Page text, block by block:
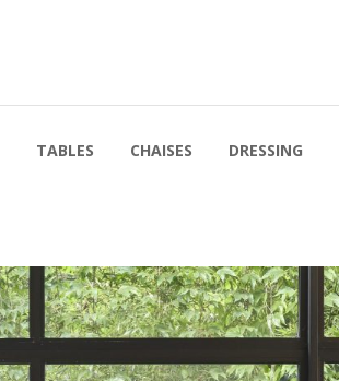
TABLES CHAISES DRESSING